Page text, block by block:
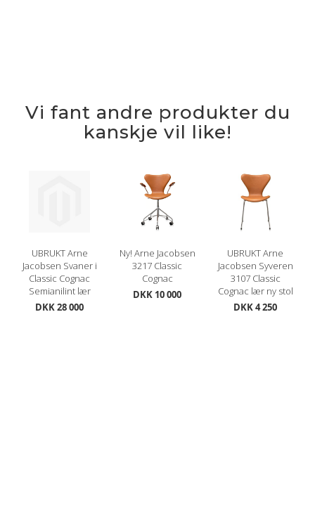
Vi fant andre produkter du
kanskje vil like!
UBRUKT Arne
Jacobsen Svaner i
Classic Cognac
Semianilint lær
DKK 28 000
Ny! Arne Jacobsen
3217 Classic
Cognac
DKK 10 000
UBRUKT Arne
Jacobsen Syveren
3107 Classic
Cognac lær ny stol
DKK 4 250